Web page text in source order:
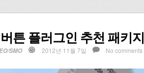
튼 플러그인 추천 패키지
SMO 2012년 11월 7일 No comments